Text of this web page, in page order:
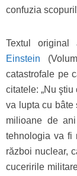
confuzia
Textul
Einstein
catastrofale pe
citatele: „Nu
va lupta cu bâte
milioane de
tehnologia va fi
război nuclear,
cuceririle